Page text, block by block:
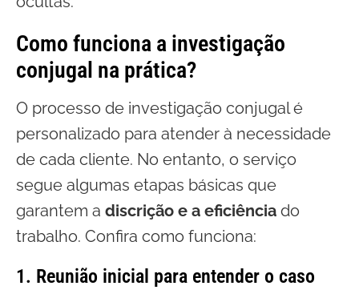
Como funciona a investigação
conjugal na prática?
O processo de investigação conjugal é
personalizado para atender à necessidade
de cada cliente. No entanto, o serviço
segue algumas etapas básicas que
garantem a discrição e a eficiência do
trabalho. Confira como funciona:
1. Reunião inicial para entender o caso